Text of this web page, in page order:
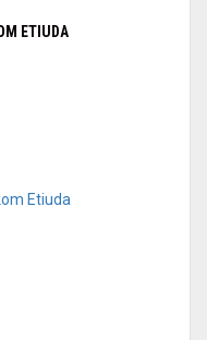
ETIUDA